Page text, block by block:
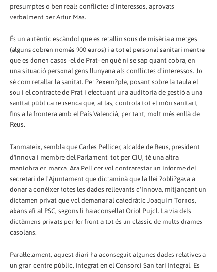
presumptes o ben reals conflictes d'interessos, aprovats
verbalment per Artur Mas.
És un autèntic escàndol que es retallin sous de misèria a metges
(alguns cobren només 900 euros) i a tot el personal sanitari mentre
que es donen casos -el de Prat- en què ni se sap quant cobra, en
una situació personal gens llunyana als conflictes d'interessos. Jo
sé com retallar la sanitat. Per ?exem?ple, posant sobre la taula el
sou i el contracte de Prat i efectuant una auditoria de gestió a una
sanitat pública reusenca que, ai las, controla tot el món sanitari,
fins a la frontera amb el País Valencià, per tant, molt més enllà de
Reus.
Tanmateix, sembla que Carles Pellicer, alcalde de Reus, president
d'Innova i membre del Parlament, tot per CiU, té una altra
maniobra en marxa. Ara Pellicer vol contrarestar un informe del
secretari de l'Ajuntament que dictaminà que la llei ?obli?gava a
donar a conèixer totes les dades rellevants d'Innova, mitjançant un
dictamen privat que vol demanar al catedràtic Joaquim Tornos,
abans afí al PSC, segons li ha aconsellat Oriol Pujol. La via dels
dictàmens privats per fer front a tot és un clàssic de molts drames
casolans.
Paral·lelament, aquest diari ha aconseguit algunes dades relatives a
un gran centre públic, integrat en el Consorci Sanitari Integral. Es